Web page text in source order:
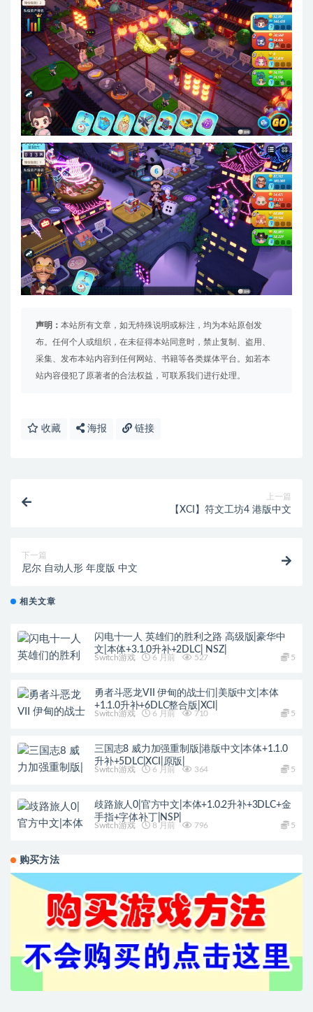
声明： 本站所有文章，如无特殊说明或标注，均为本站原创发
布。任何个人或组织，在未征得本站同意时，禁止复制、盗用、
采集、发布本站内容到任何网站、书籍等各类媒体平台。如若本
站内容侵犯了原著者的合法权益，可联系我们进行处理。
收藏 海报 链接
上一篇
【XCI】符文工坊4 港版中文
下一篇
尼尔 自动人形 年度版 中文
相关文章
闪电十一人 英雄们的胜利之路 高级版|豪华中
文|本体+3.1.0升补+2DLC| NSZ|
Switch游戏 6 月前 527 5
勇者斗恶龙VII 伊甸的战士们|美版中文|本体
+1.1.0升补+6DLC整合版|XCI|
Switch游戏 6 月前 710 5
三国志8 威力加强重制版|港版中文|本体+1.1.0
升补+5DLC|XCI|原版|
Switch游戏 6 月前 364 5
歧路旅人0|官方中文|本体+1.0.2升补+3DLC+金
手指+字体补丁|NSP|
Switch游戏 8 月前 796 5
购买方法